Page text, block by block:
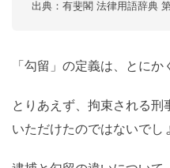
出典：有斐閣 法律用語辞典
「勾留」の定義は、とにか
とりあえず、拘束される刑
いただけたのではないでし